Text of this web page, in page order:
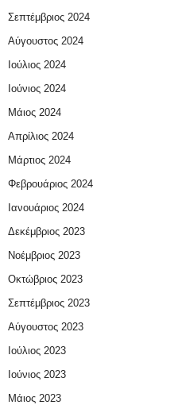
Σεπτέμβριος 2024
Αύγουστος 2024
Ιούλιος 2024
Ιούνιος 2024
Μάιος 2024
Απρίλιος 2024
Μάρτιος 2024
Φεβρουάριος 2024
Ιανουάριος 2024
Δεκέμβριος 2023
Νοέμβριος 2023
Οκτώβριος 2023
Σεπτέμβριος 2023
Αύγουστος 2023
Ιούλιος 2023
Ιούνιος 2023
Μάιος 2023